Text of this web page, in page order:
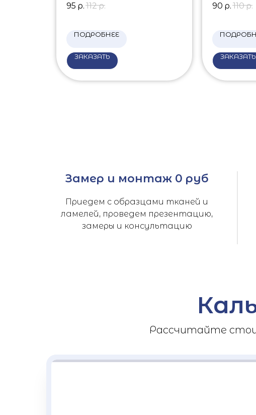
95 р. 112 р.
ПОДРОБНЕЕ
ЗАКАЗАТЬ
90 р. 110 р.
ЗАКАЗАТЬ
Замер и монтаж 0 руб
Приедем с образцами тканей и
ламелей, проведем презентацию,
замеры и консультацию
Рассчитайте